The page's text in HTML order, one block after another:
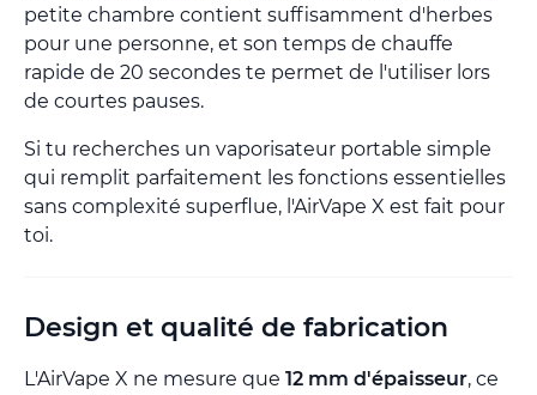
petite chambre contient suffisamment d'herbes
pour une personne, et son temps de chauffe
rapide de 20 secondes te permet de l'utiliser lors
de courtes pauses.
Si tu recherches un vaporisateur portable simple
qui remplit parfaitement les fonctions essentielles
sans complexité superflue, l'AirVape X est fait pour
toi.
Design et qualité de fabrication
L'AirVape X ne mesure que 12 mm d'épaisseur, ce